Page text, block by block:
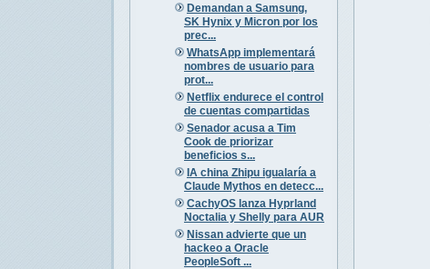
Demandan a Samsung,
SK Hynix y Micron por los
prec...
WhatsApp implementará
nombres de usuario para
prot...
Netflix endurece el control
de cuentas compartidas
Senador acusa a Tim
Cook de priorizar
beneficios s...
IA china Zhipu igualaría a
Claude Mythos en detecc...
CachyOS lanza Hyprland
Noctalia y Shelly para AUR
Nissan advierte que un
hackeo a Oracle
PeopleSoft ...